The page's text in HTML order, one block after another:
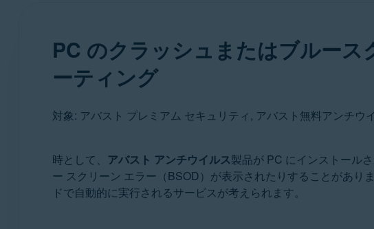
PC のクラッシュまたはブルー
ーティング
対象: アバスト プレミアム セキュリティ, アバスト無料アンチウ
製品:
アバスト プレミアム セキュリティ 22.x
時として、 アバスト アンチウイルス製品が PC にインストール
ー スクリーン エラー（BSOD）が表示されたりすることがあ
ドで自動的に実行されるサービスが考えられます。